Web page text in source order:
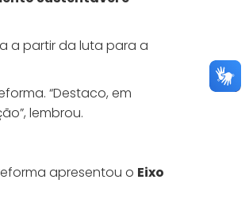
a partir da luta para a
“Destaco, em
lembrou.
apresentou o Eixo